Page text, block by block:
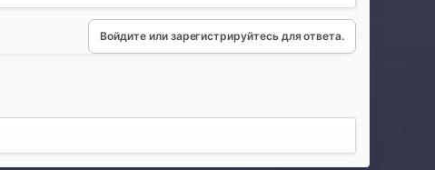
Войдите или зарегистрируйтесь для ответа.